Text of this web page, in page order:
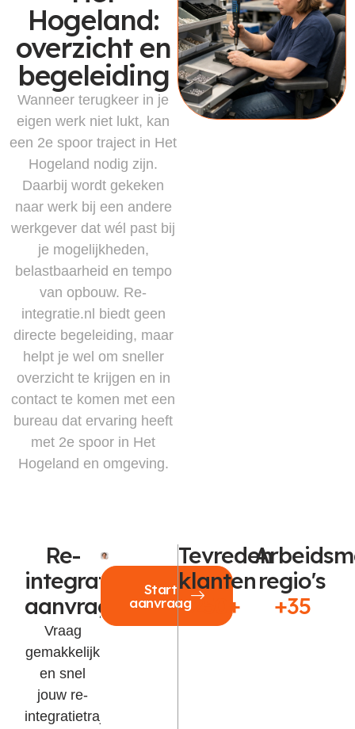
Hogeland:
overzicht en
begeleiding
Wanneer terugkeer in je
eigen werk niet lukt, kan
een 2e spoor traject in Het
Hogeland nodig zijn.
Daarbij wordt gekeken
naar werk bij een andere
werkgever dat wél past bij
je mogelijkheden,
belastbaarheid en tempo
van opbouw. Re-
integratie.nl biedt geen
directe begeleiding, maar
helpt je wel om sneller
overzicht te krijgen en in
contact te komen met een
bureau dat ervaring heeft
met 2e spoor in Het
Hogeland en omgeving.
Re-
integratie
aanvragen?
Vraag
gemakkelijk
en snel
jouw re-
integratietraject
Start
aanvraag
Tevreden
klanten
250+
regio's
+35